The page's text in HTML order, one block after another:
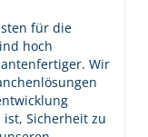
für die
hoch
Wir
Sicherheit zu